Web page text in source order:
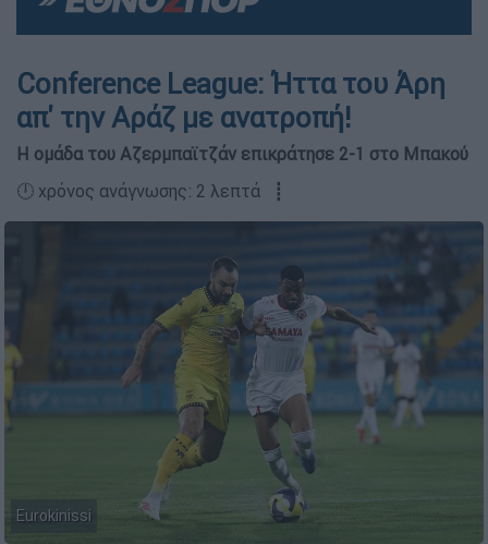
Conference League: Ήττα του Άρη
απ' την Αράζ με ανατροπή!
Η ομάδα του Αζερμπαϊτζάν επικράτησε 2-1 στο Μπακού
🕛 χρόνος ανάγνωσης: 2 λεπτά ┋
Eurokinissi